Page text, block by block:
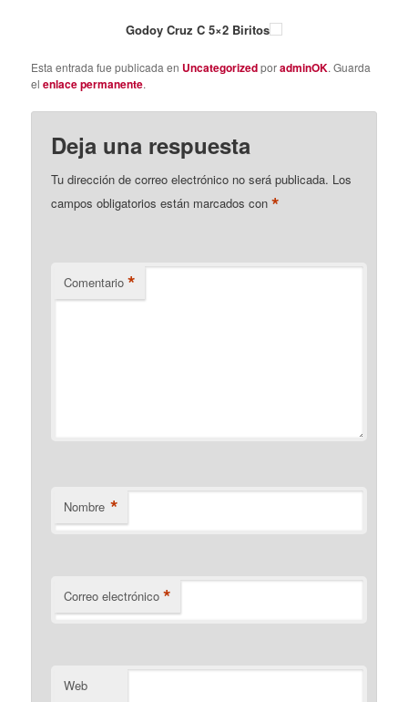
Godoy Cruz C 5×2 Biritos
Esta entrada fue publicada en UncategorizedporadminOK. Guarda
elenlace permanente.
Deja una respuesta
Tu dirección de correo electrónico no será publicada. Los
campos obligatorios están marcados con*
Comentario *
Nombre *
Correo electrónico *
Web